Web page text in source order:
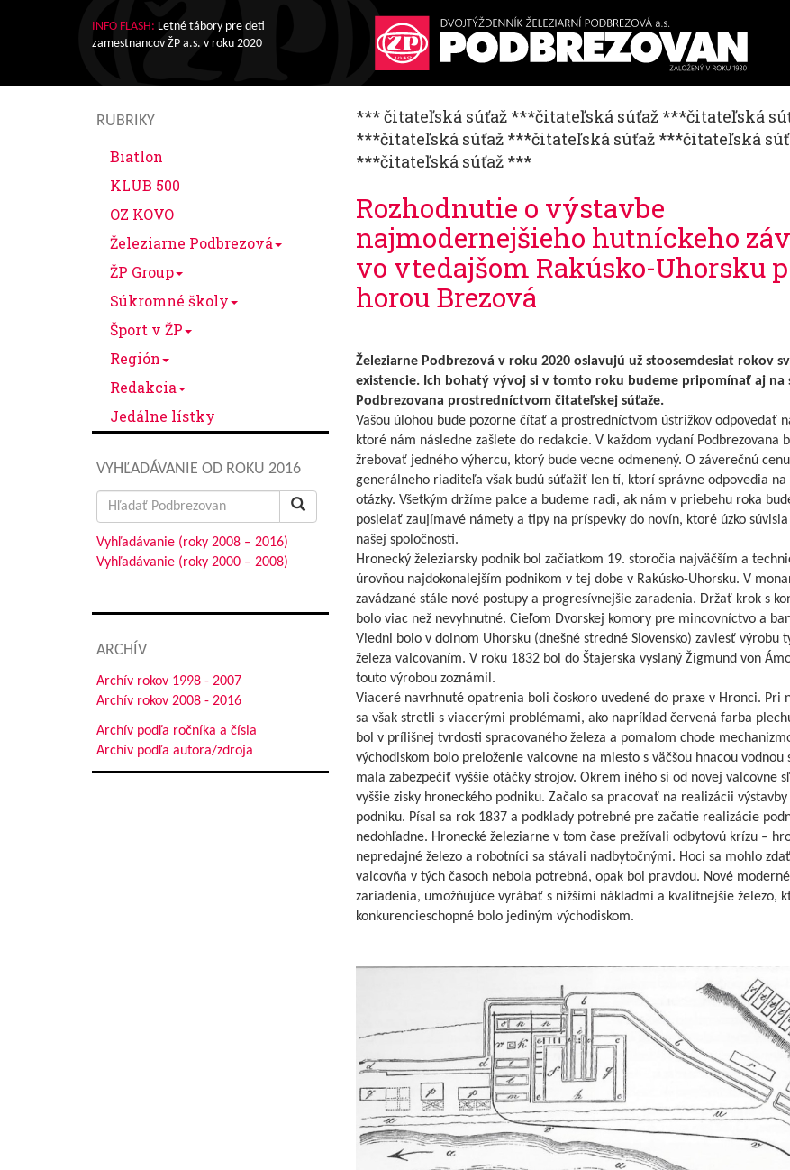
INFO FLASH: Letné tábory pre deti
zamestnancov ŽP a.s. v roku 2020
RUBRIKY
Biatlon
KLUB 500
OZ KOVO
Železiarne Podbrezová
ŽP Group
Súkromné školy
Šport v ŽP
Región
Redakcia
Jedálne lístky
VYHĽADÁVANIE OD ROKU 2016
Search
for:
Vyhľadávanie (roky 2008 – 2016)
Vyhľadávanie (roky 2000 – 2008)
ARCHÍV
Archív rokov 1998 - 2007
Archív rokov 2008 - 2016
Archív podľa ročníka a čísla
Archív podľa autora/zdroja
*** čitateľská súťaž ***čitateľská súťaž ***čitateľská
***čitateľská súťaž ***čitateľská súťaž ***čitateľská
***čitateľská súťaž ***
Rozhodnutie o výstavbe
najmodernejšieho hutníckeho
vo vtedajšom Rakúsko-Uhorsku
horou Brezová
Železiarne Podbrezová v roku 2020 oslavujú už stoosemdesiat rokov
existencie. Ich bohatý vývoj si v tomto roku budeme pripomínať aj na
Podbrezovana prostredníctvom čitateľskej súťaže.
Vašou úlohou bude pozorne čítať a prostredníctvom ústrižkov odpovedať
ktoré nám následne zašlete do redakcie. V každom vydaní Podbrezovana
žrebovať jedného výhercu, ktorý bude vecne odmenený. O záverečnú cenu
generálneho riaditeľa však budú súťažiť len tí, ktorí správne odpovedia na
otázky. Všetkým držíme palce a budeme radi, ak nám v priebehu roka
posielať zaujímavé námety a tipy na príspevky do novín, ktoré úzko
našej spoločnosti.
Hronecký železiarsky podnik bol začiatkom 19. storočia najväčším a
úrovňou najdokonalejším podnikom v tej dobe v Rakúsko-Uhorsku. V
zavádzané stále nové postupy a progresívnejšie zaradenia. Držať krok s
bolo viac než nevyhnutné. Cieľom Dvorskej komory pre mincovníctvo a
Viedni bolo v dolnom Uhorsku (dnešné stredné Slovensko) zaviesť výrobu
železa valcovaním. V roku 1832 bol do Štajerska vyslaný Žigmund von
touto výrobou zoznámil.
Viaceré navrhnuté opatrenia boli čoskoro uvedené do praxe v Hronci. Pri
sa však stretli s viacerými problémami, ako napríklad červená farba
bol v prílišnej tvrdosti spracovaného železa a pomalom chode
východiskom bolo preloženie valcovne na miesto s väčšou hnacou vodnou
mala zabezpečiť vyššie otáčky strojov. Okrem iného si od novej valcovne
vyššie zisky hroneckého podniku. Začalo sa pracovať na realizácii výstavby
podniku. Písal sa rok 1837 a podklady potrebné pre začatie realizácie
nedohľadne. Hronecké železiarne v tom čase prežívali odbytovú krízu –
nepredajné železo a robotníci sa stávali nadbytočnými. Hoci sa mohlo
valcovňa v tých časoch nebola potrebná, opak bol pravdou. Nové moderné
zariadenia, umožňujúce vyrábať s nižšími nákladmi a kvalitnejšie železo,
konkurencieschopné bolo jediným východiskom.